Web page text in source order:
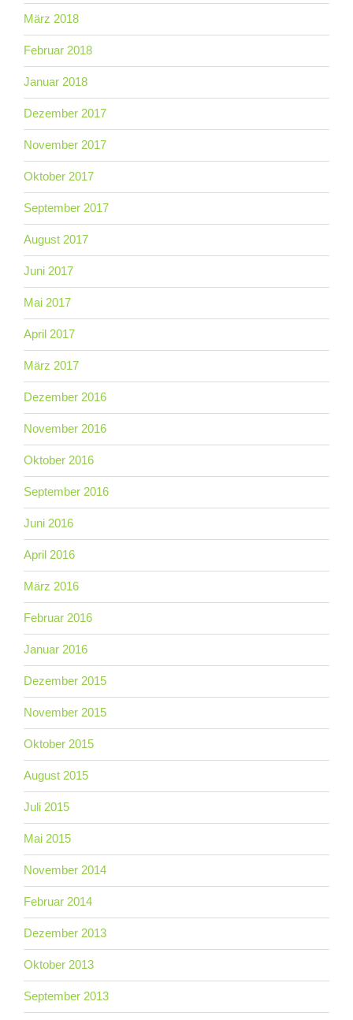
März 2018
Februar 2018
Januar 2018
Dezember 2017
November 2017
Oktober 2017
September 2017
August 2017
Juni 2017
Mai 2017
April 2017
März 2017
Dezember 2016
November 2016
Oktober 2016
September 2016
Juni 2016
April 2016
März 2016
Februar 2016
Januar 2016
Dezember 2015
November 2015
Oktober 2015
August 2015
Juli 2015
Mai 2015
November 2014
Februar 2014
Dezember 2013
Oktober 2013
September 2013